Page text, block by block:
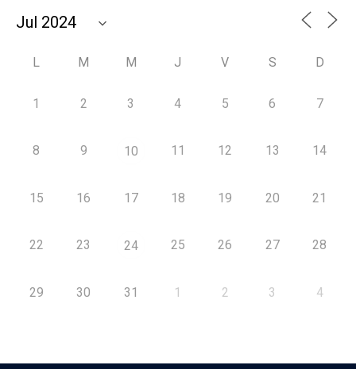
L M M J V S D
1 2 3 4 5 6 7
8 9 10 11 12 13 14
15 16 17 18 19 20 21
22 23 24 25 26 27 28
29 30 31 1 2 3 4